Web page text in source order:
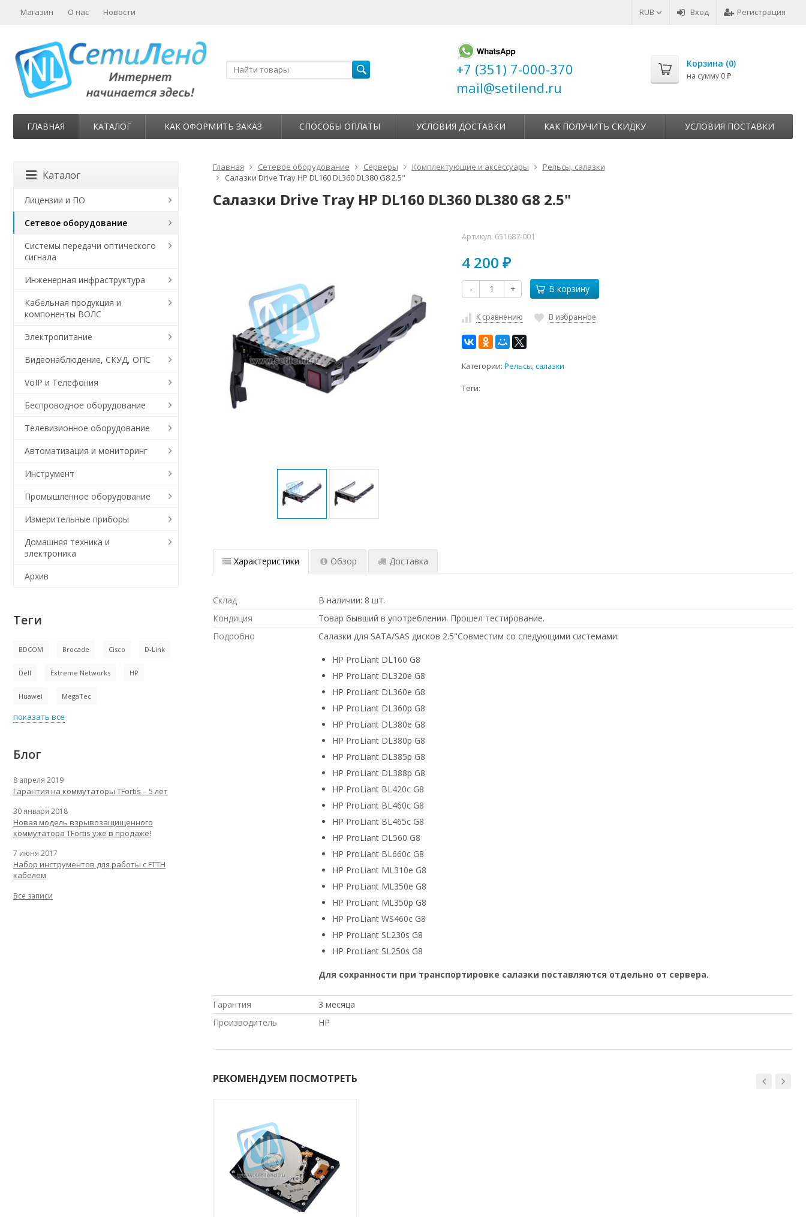
RUB Вход Регистрация
Магазин О нас Новости
+7 (351) 7-000-370
mail@setilend.ru
Корзина (0)
на сумму 0 ₽
ГЛАВНАЯ КАТАЛОГ КАК ОФОРМИТЬ ЗАКАЗ СПОСОБЫ ОПЛАТЫ УСЛОВИЯ ДОСТАВКИ КАК ПОЛУЧИТЬ СКИДКУ УСЛОВИЯ ПОСТАВКИ
Главная Сетевое оборудование Серверы Комплектующие и аксессуары
Рельсы, салазки
Салазки Drive Tray HP DL160 DL360 DL380 G8 2.5"
Салазки Drive Tray HP DL160 DL360 DL380 G8 2.5"
Артикул: 651687-001
4 200₽
- + В корзину
К сравнению В избранное
Категории:Рельсы, салазки
Теги:
Характеристики Обзор Доставка
Склад
В наличии: 8 шт.
Кондиция
Товар бывший в употреблении. Прошел тестирование.
Подробно
Салазки для SATA/SAS дисков 2.5"Совместим со следующими системами:
HP ProLiant DL160 G8
HP ProLiant DL320e G8
HP ProLiant DL360e G8
HP ProLiant DL360p G8
HP ProLiant DL380e G8
HP ProLiant DL380p G8
HP ProLiant DL385p G8
HP ProLiant DL388p G8
HP ProLiant BL420c G8
HP ProLiant BL460c G8
HP ProLiant BL465c G8
HP ProLiant DL560 G8
HP ProLiant BL660c G8
HP ProLiant ML310e G8
HP ProLiant ML350e G8
HP ProLiant ML350p G8
HP ProLiant WS460c G8
HP ProLiant SL230s G8
HP ProLiant SL250s G8
Для сохранности при транспортировке салазки поставляются отдельно от сервера.
Гарантия
3 месяца
Производитель
HP
РЕКОМЕНДУЕМ ПОСМОТРЕТЬ
Каталог
Лицензии и ПО
Сетевое оборудование
Системы передачи оптического
сигнала
Инженерная инфраструктура
Кабельная продукция и
компоненты ВОЛС
Электропитание
Видеонаблюдение, СКУД, ОПС
VoIP и Телефония
Беспроводное оборудование
Телевизионное оборудование
Автоматизация и мониторинг
Инструмент
Промышленное оборудование
Измерительные приборы
Домашняя техника и
электроника
Архив
Теги
BDCOM Brocade Cisco D-Link
Dell Extreme Networks HP
Huawei MegaTec
показать все
Блог
8 апреля 2019
Гарантия на коммутаторы TFortis – 5 лет
30 января 2018
Новая модель взрывозащищенного
коммутатора TFortis уже в продаже!
7 июня 2017
Набор инструментов для работы с FTTH
кабелем
Все записи